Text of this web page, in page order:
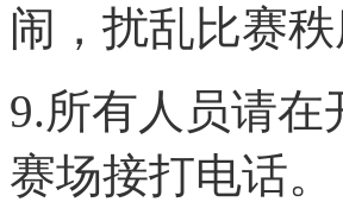
闹，扰乱比赛秩
9.所有人员请
赛场接打电话。